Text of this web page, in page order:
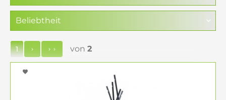
Wall Individual:maßgeschneiderte
Wandkonzepte von Garderoben bis Regalen
Grace (Design-Standgarderobe), Line
(Wandhaken-Systeme), Dot’s (farbige Haken-
Sets)
stylische Begleiter – z. B. Beam
(stand), schlichte / statement-Designs
1 von 2